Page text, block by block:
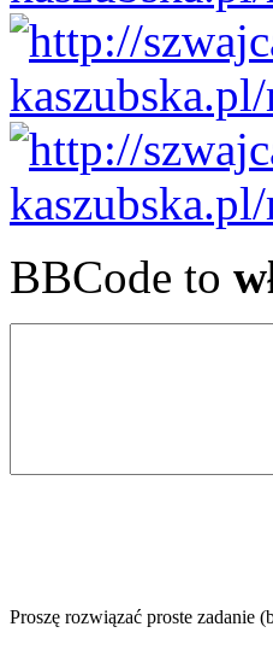
BBCode to
Proszę rozwiązać proste zadanie